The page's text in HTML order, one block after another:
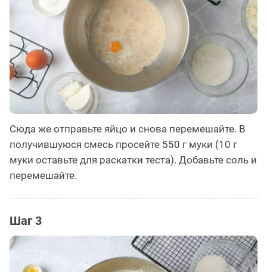
Сюда же отправьте яйцо и снова перемешайте. В
получившуюся смесь просейте 550 г муки (10 г
муки оставьте для раскатки теста). Добавьте соль и
перемешайте.
Шаг 3